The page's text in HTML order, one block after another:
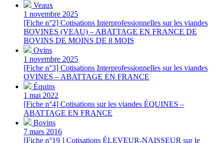
Veaux
1 novembre 2025
[Fiche n°2] Cotisations Interprofessionnelles sur les viandes
BOVINES (VEAU) – ABATTAGE EN FRANCE DE
BOVINS DE MOINS DE 8 MOIS
Ovins
1 novembre 2025
[Fiche n°3] Cotisations Interprofessionnelles sur les viandes
OVINES – ABATTAGE EN FRANCE
Équins
1 mai 2022
[Fiche n°4] Cotisations sur les viandes ÉQUINES –
ABATTAGE EN FRANCE
Bovins
7 mars 2016
[Fiche n°19 ] Cotisations ÉLEVEUR-NAISSEUR sur le